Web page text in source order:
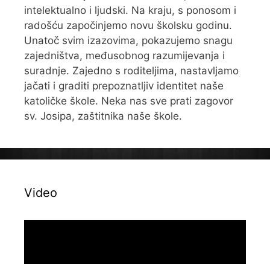
intelektualno i ljudski. Na kraju, s ponosom i
radošću započinjemo novu školsku godinu.
Unatoč svim izazovima, pokazujemo snagu
zajedništva, međusobnog razumijevanja i
suradnje. Zajedno s roditeljima, nastavljamo
jačati i graditi prepoznatljiv identitet naše
katoličke škole. Neka nas sve prati zagovor
sv. Josipa, zaštitnika naše škole.
Video